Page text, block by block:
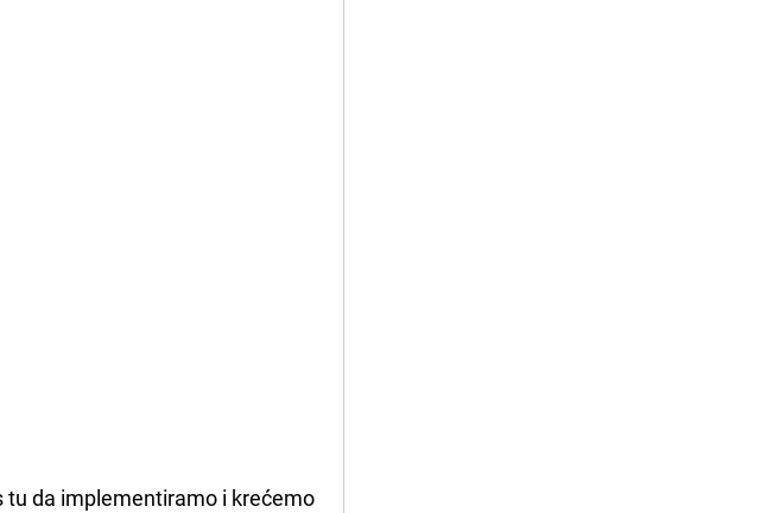
tu da implementiramo i krećemo